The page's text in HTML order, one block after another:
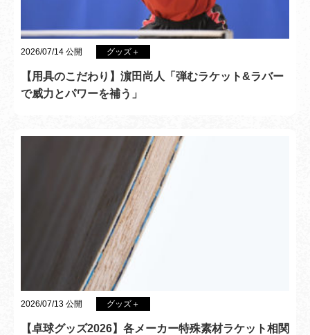
2026/07/14 公開 グッズ＋
【用具のこだわり】濵田尚人「弾むラケット&ラバー
で威力とパワーを補う」
2026/07/13 公開 グッズ＋
【卓球グッズ2026】各メーカー特殊素材ラケット相関